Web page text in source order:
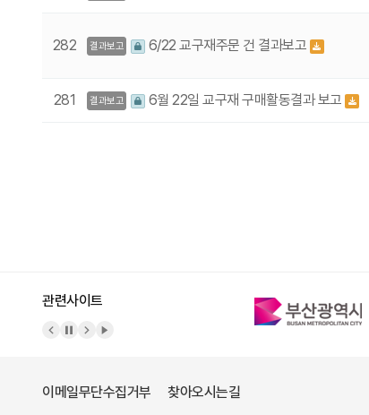
282 결과보고 6/22 교구재주문 건 결과보고
281 결과보고 6월 22일 교구재 구매활동결과 보고
관련사이트
이메일무단수집거부 찾아오시는길